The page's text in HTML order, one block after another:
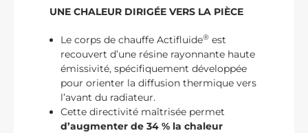
UNE CHALEUR DIRIGÉE VERS LA PIÈCE
Le corps de chauffe Actifluide® est
recouvert d’une résine rayonnante haute
émissivité, spécifiquement développée
pour orienter la diffusion thermique vers
l’avant du radiateur.
Cette directivité maîtrisée permet
d’augmenter de 34 % la chaleur